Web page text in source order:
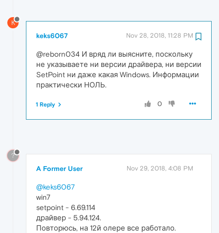
K
keks6067 Nov 28, 2018, 11:28 PM
@reborn034 И вряд ли выясните, поскольку
не указываете ни версии драйвера, ни версии
SetPoint ни даже какая Windows. Информации
практически НОЛЬ.
0
1 Reply
?
A Former User Nov 29, 2018, 4:08 PM
@keks6067
win7
setpoint - 6.69.114
драйвер - 5.94.124.
Повторюсь, на 12й олере все работало.